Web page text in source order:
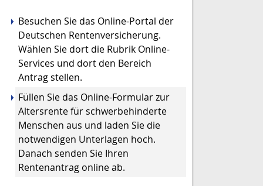
Besuchen Sie das Online-Portal der
Deutschen Rentenversicherung.
Wählen Sie dort die Rubrik Online-
Services und dort den Bereich
Antrag stellen.
Füllen Sie das Online-Formular zur
Altersrente für schwerbehinderte
Menschen aus und laden Sie die
notwendigen Unterlagen hoch.
Danach senden Sie Ihren
Rentenantrag online ab.